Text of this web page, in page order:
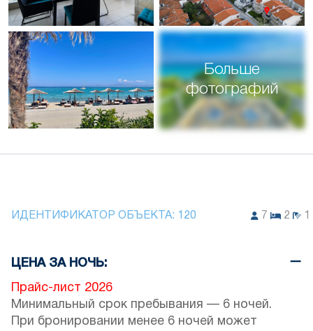
Больше
фотографий
ИДЕНТИФИКАТОР ОБЪЕКТА: 120 7 2 1
ЦЕНА ЗА НОЧЬ:
Прайс-лист 2026
Минимальный срок пребывания — 6 ночей.
При бронировании менее 6 ночей может